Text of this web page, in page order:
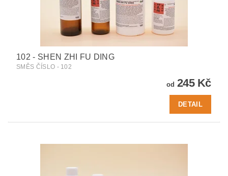
102 - SHEN ZHI FU DING
SMĚS ČÍSLO - 102
od 245 Kč
DETAIL